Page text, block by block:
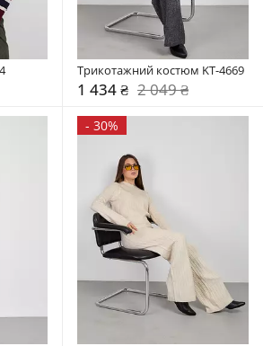
Трикотажний костюм KT-4669
1 434 ₴ 2 049 ₴
- 30%